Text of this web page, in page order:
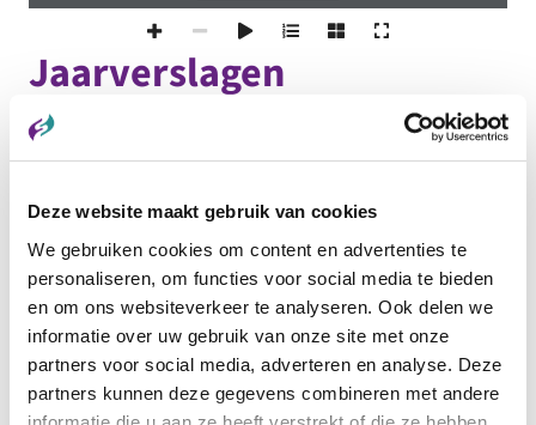
Deze website maakt gebruik van cookies
We gebruiken cookies om content en advertenties te
personaliseren, om functies voor social media te bieden
en om ons websiteverkeer te analyseren. Ook delen we
informatie over uw gebruik van onze site met onze
partners voor social media, adverteren en analyse. Deze
partners kunnen deze gegevens combineren met andere
Jaarverslagen
2023 Inclusie als oplossing voor arbeidsmarktkrapte
en bestaanszekerheid
2022 Scalabor Inclusie als oplossing voor een krappe
arbeidsmarkt!
2021 Scalabor vertrouwen in de toekomst